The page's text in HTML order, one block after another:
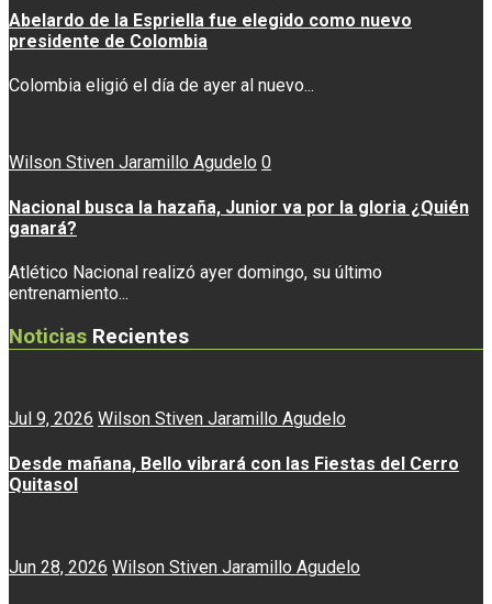
Abelardo de la Espriella fue elegido como nuevo
presidente de Colombia
Colombia eligió el día de ayer al nuevo...
Wilson Stiven Jaramillo Agudelo 0
Nacional busca la hazaña, Junior va por la gloria ¿Quién
ganará?
Atlético Nacional realizó ayer domingo, su último
entrenamiento...
Noticias Recientes
Jul 9, 2026 Wilson Stiven Jaramillo Agudelo
Desde mañana, Bello vibrará con las Fiestas del Cerro
Quitasol
Jun 28, 2026 Wilson Stiven Jaramillo Agudelo